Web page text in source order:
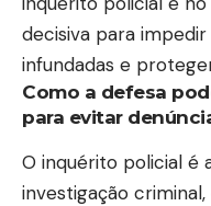
decisiva para
infundadas e
Como a defesa
para evitar
O inquérito policial é
investigação